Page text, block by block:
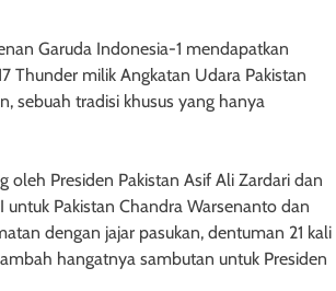
Garuda Indonesia-1 mendapatkan
Thunder milik Angkatan Udara Pakistan
sebuah tradisi khusus yang hanya
oleh Presiden Pakistan Asif Ali Zardari dan
Pakistan Chandra Warsenanto dan
dengan jajar pasukan, dentuman 21 kali
hangatnya sambutan untuk Presiden